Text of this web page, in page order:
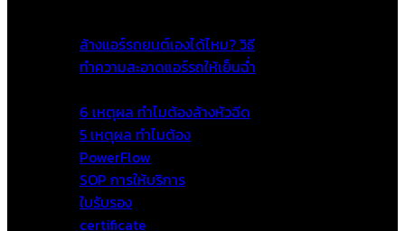
ล้างแอร์รถยนต์เองได้ไหม? วิธี
ทำความสะอาดแอร์รถให้เย็นฉ่ำ
6 เหตุผล ทำไมต้องล้างหัวฉีด
5 เหตุผล ทำไมต้อง
PowerFlow
SOP การให้บริการ
ใบรับรอง
certificate